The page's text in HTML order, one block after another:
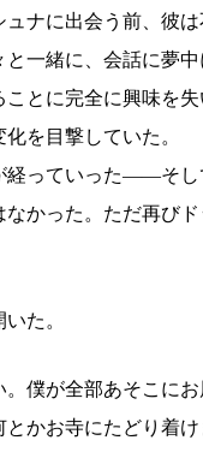
ナに出会う前、彼
一緒に、会話に夢
とに完全に興味を失
を目撃していた。
っていった――そし
かった。ただ再び
た。
。僕が全部あそこにお
かお寺にたどり着け